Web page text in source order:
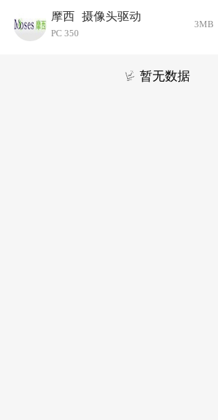
摩西 摄像头驱动
PC 350
3MB
暂无数据